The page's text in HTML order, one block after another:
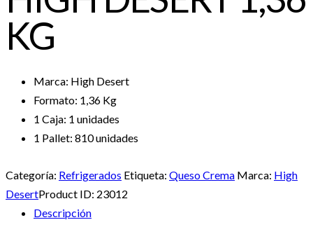
KG
Marca: High Desert
Formato: 1,36 Kg
1 Caja: 1 unidades
1 Pallet: 810 unidades
Categoría: Refrigerados Etiqueta: Queso Crema Marca: High
DesertProduct ID: 23012
Descripción